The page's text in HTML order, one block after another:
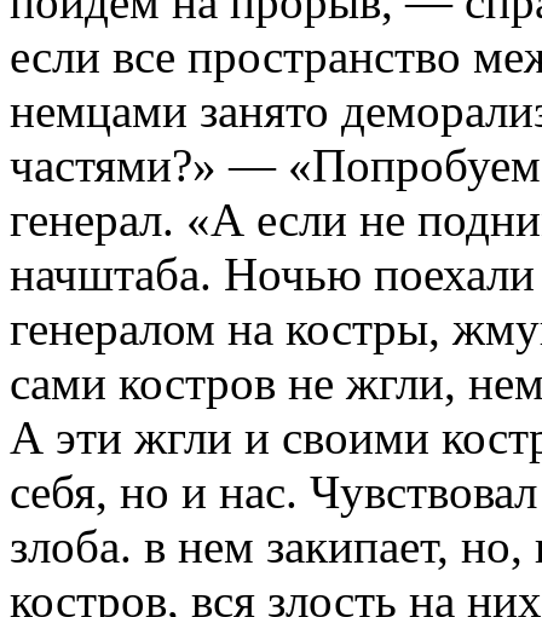
если все пространство
немцами занято
частями?» —
генерал. «А если не
начштаба. Ночью
генералом на костры,
сами костров не жгли,
А эти жгли и своими
себя, но и нас.
злоба. в нем закипает,
костров, вся злость на